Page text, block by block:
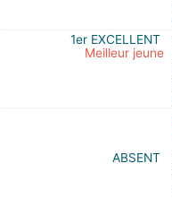
1er EXCELLENT
Meilleur jeune
ABSENT